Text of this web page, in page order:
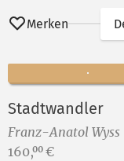
Merken
Stadtwandler
Franz-Anatol Wyss
Preis:
160,00 €